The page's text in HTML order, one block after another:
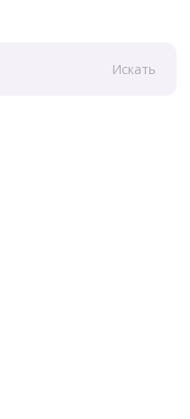
Искать